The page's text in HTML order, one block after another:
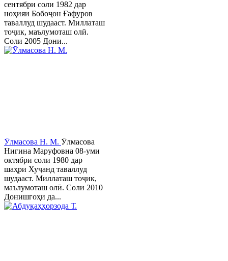
сентябри соли 1982 дар
ноҳияи Бобоҷон Ғафуров
таваллуд шудааст. Миллаташ
тоҷик, маълумоташ олӣ.
Соли 2005 Дони...
Ӯлмасова Н. М. Ӯлмасова
Нигина Маруфовна 08-уми
октябри соли 1980 дар
шаҳри Хуҷанд таваллуд
шудааст. Миллаташ тоҷик,
маълумоташ олӣ. Соли 2010
Донишгоҳи да...